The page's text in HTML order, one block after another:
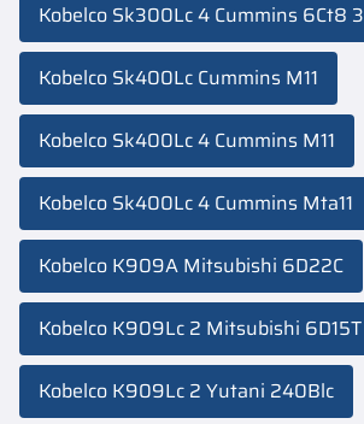
Kobelco Sk300Lc 4 Cummins 6Ct8 3
Kobelco Sk400Lc Cummins M11
Kobelco Sk400Lc 4 Cummins M11
Kobelco Sk400Lc 4 Cummins Mta11
Kobelco K909A Mitsubishi 6D22C
Kobelco K909Lc 2 Mitsubishi 6D15T
Kobelco K909Lc 2 Yutani 240Blc